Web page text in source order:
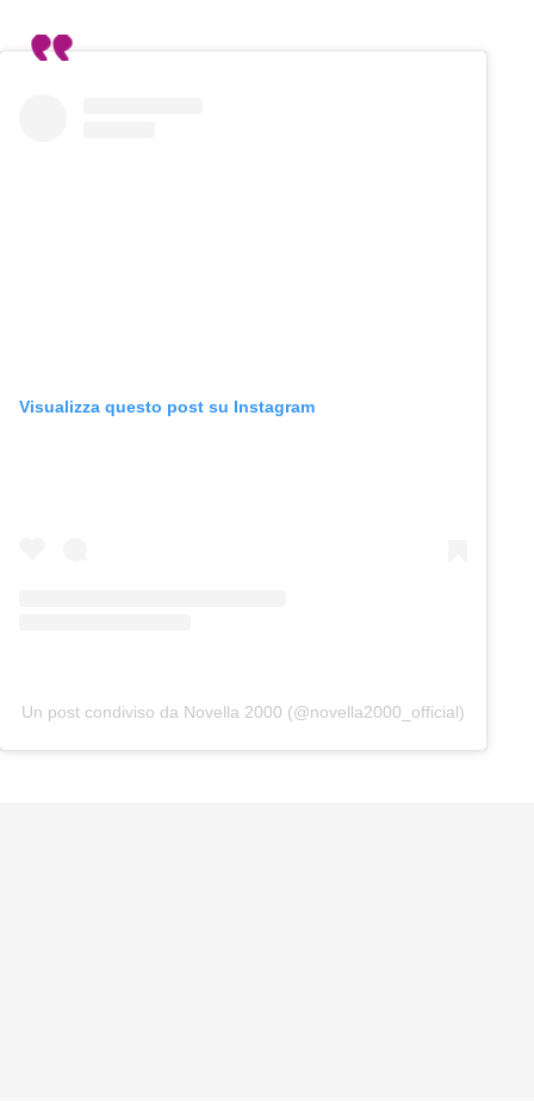
Visualizza questo post su Instagram
Un post condiviso da Novella 2000 (@novella2000_official)